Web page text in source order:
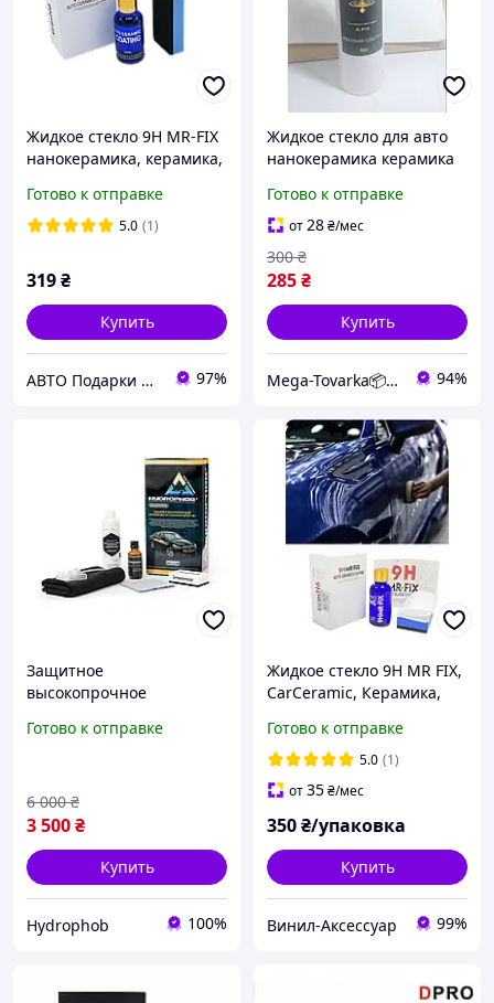
Жидкое стекло 9H MR-FIX
нанокерамика, керамика,
гидрофобное покрытие,
30ml
Готово к отправке
5.0 (1)
319₴
Купить
АВТО Подарки Аксессуары и Товары для ХОББИ 97%
Жидкое стекло для авто
нанокерамика керамика
гидрофобное покрытие
A.Fix PREMIUM COATING
250 мл
Готово к отправке
от28₴/мес
285₴
300 ₴
Купить
Mega-Tovarka📦💙💛 94%
Защитное
высокопрочное
10Н 50мл
Готово к отправке
3 500₴
6 000 ₴
Купить
Hydrophob 100%
Жидкое стекло 9H MR FIX,
CarCeramic, Керамика,
Гидрофобное покрытие
Готово к отправке
5.0 (1)
от35₴/мес
350₴/упаковка
Купить
Винил-Аксессуар 99%